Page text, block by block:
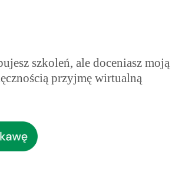
szkoleń, ale doceniasz moją
przyjmę wirtualną